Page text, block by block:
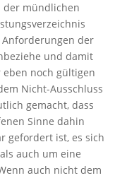
der mündlichen
der
und damit
noch gültigen
Nicht-Ausschluss
gemacht, dass
Sinne dahin
gefordert ist, es sich
auch um eine
auch nicht dem